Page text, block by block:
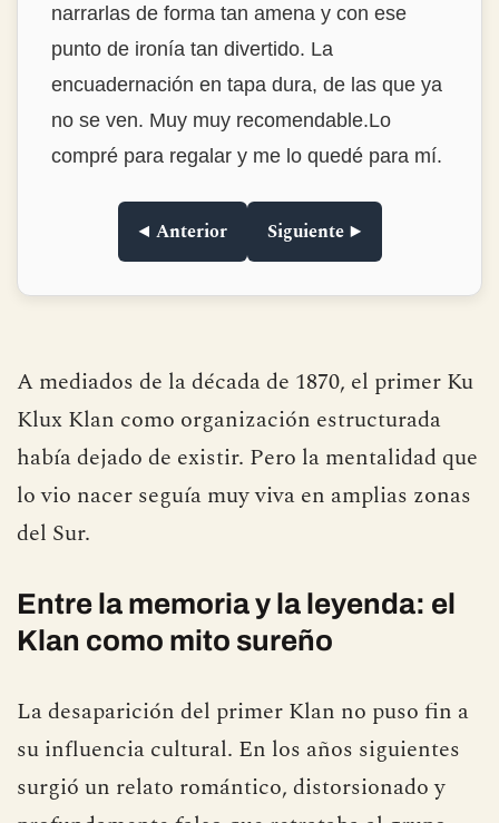
narrarlas de forma tan amena y con ese
punto de ironía tan divertido. La
encuadernación en tapa dura, de las que ya
no se ven. Muy muy recomendable.Lo
compré para regalar y me lo quedé para mí.
◀ Anterior Siguiente ▶
A mediados de la década de 1870, el primer Ku
Klux Klan como organización estructurada
había dejado de existir. Pero la mentalidad que
lo vio nacer seguía muy viva en amplias zonas
del Sur.
Entre la memoria y la leyenda: el
Klan como mito sureño
La desaparición del primer Klan no puso fin a
su influencia cultural. En los años siguientes
surgió un relato romántico, distorsionado y